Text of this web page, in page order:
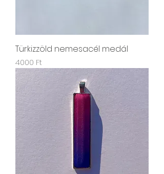
Türkizzöld nemesacél medál
Ár
4000 Ft